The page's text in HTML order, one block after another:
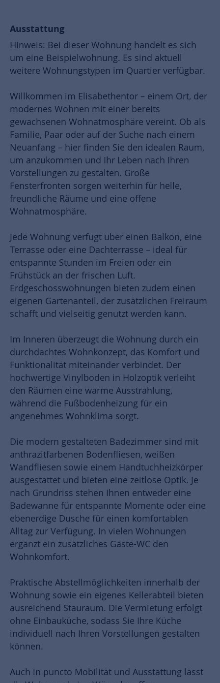
Ausstattung
Hinweis: Bei dieser Wohnung handelt es sich
um eine Beispielwohnung. Es sind aktuell
weitere Wohnungstypen im Quartier verfügbar.
Willkommen im Elisabethentor – einem Ort, der
modernes Wohnen mit einer bereits
gewachsenen Wohnatmosphäre vereint. Ob als
Familie, Paar oder auf der Suche nach einem
Neuanfang – hier finden Sie den idealen Raum,
um anzukommen und Ihr Leben nach Ihren
Vorstellungen zu gestalten. Große
Fensterfronten sorgen weiterhin für helle,
freundliche Räume und eine offene
Wohnatmosphäre.
Jede Wohnung verfügt über einen Balkon, eine
Terrasse oder eine Dachterrasse – ideal für
entspannte Stunden im Freien oder ein
Frühstück an der frischen Luft.
Erdgeschosswohnungen bieten zudem einen
eigenen Gartenanteil, der zusätzlichen Freiraum
schafft und vielseitig genutzt werden kann.
Im Inneren überzeugt die Wohnung durch ein
durchdachtes Wohnkonzept, das Komfort und
Funktionalität miteinander verbindet. Der
hochwertige Vinylboden in Holzoptik verleiht
den Räumen eine warme Ausstrahlung,
während die Fußbodenheizung für ein
angenehmes Wohnklima sorgt.
Die modern gestalteten Badezimmer sind mit
anthrazitfarbenen Bodenfliesen, weißen
Wandfliesen sowie einem Handtuchheizkörper
ausgestattet und bieten eine zeitlose Optik. Je
nach Grundriss stehen Ihnen entweder eine
Badewanne für entspannte Momente oder eine
ebenerdige Dusche für einen komfortablen
Alltag zur Verfügung. In vielen Wohnungen
ergänzt ein zusätzliches Gäste-WC den
Wohnkomfort.
Praktische Abstellmöglichkeiten innerhalb der
Wohnung sowie ein eigenes Kellerabteil bieten
ausreichend Stauraum. Die Vermietung erfolgt
ohne Einbauküche, sodass Sie Ihre Küche
individuell nach Ihren Vorstellungen gestalten
können.
Auch in puncto Mobilität und Ausstattung lässt